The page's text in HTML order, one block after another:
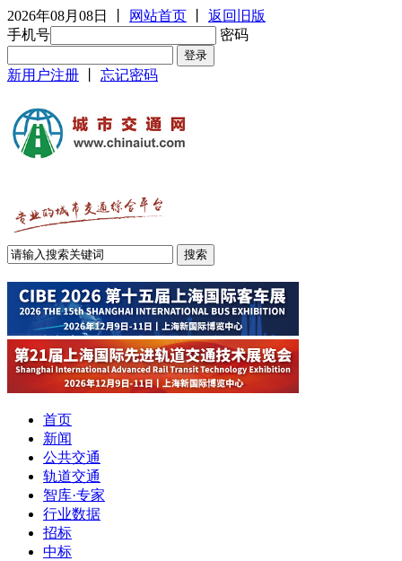
2026年08月08日 网站首页
返回旧版
手机号
密码
新用户注册 忘记密码
首页
新闻
公共交通
轨道交通
智库·专家
行业数据
招标
中标